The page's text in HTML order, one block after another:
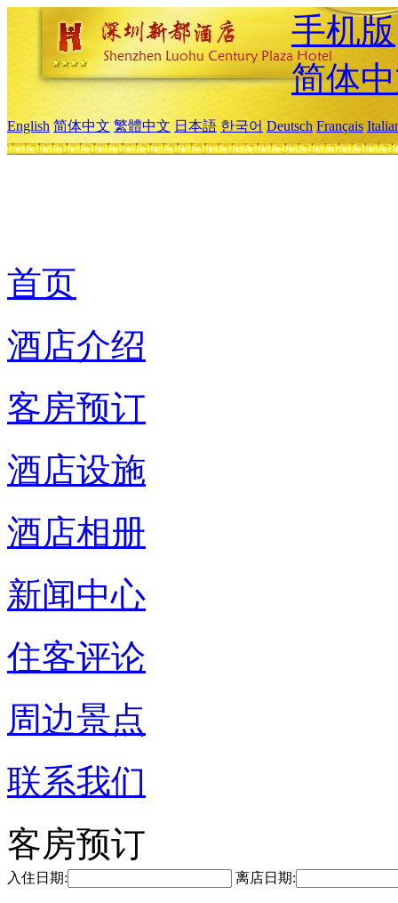
手机版
简体
English 简体中文 繁體中文 日本語 한국어 Deutsch Français
首页
酒店介绍
客房预订
酒店设施
酒店相册
新闻中心
住客评论
周边景点
联系我们
客房预订
入住日期: 离店日期: